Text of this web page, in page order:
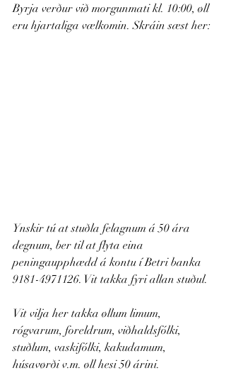
Byrja verður við morgunmati kl. 10:00, øll
eru hjartaliga vælkomin. Skráin sæst her:
Ynskir tú at stuðla felagnum á 50 ára
degnum, ber til at flyta eina
peningaupphædd á kontu í Betri banka
9181-4971126. Vit takka fyri allan stuðul.
Vit vilja her takka øllum limum,
rógvarum, foreldrum, viðhaldsfólki,
stuðlum, vaskifólki, kakudamum,
húsavørði v.m. øll hesi 50 árini.